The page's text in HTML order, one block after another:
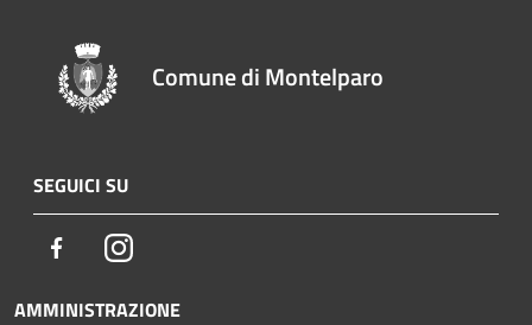
Comune di Montelparo
SEGUICI SU
FacebookInstagram
AMMINISTRAZIONE